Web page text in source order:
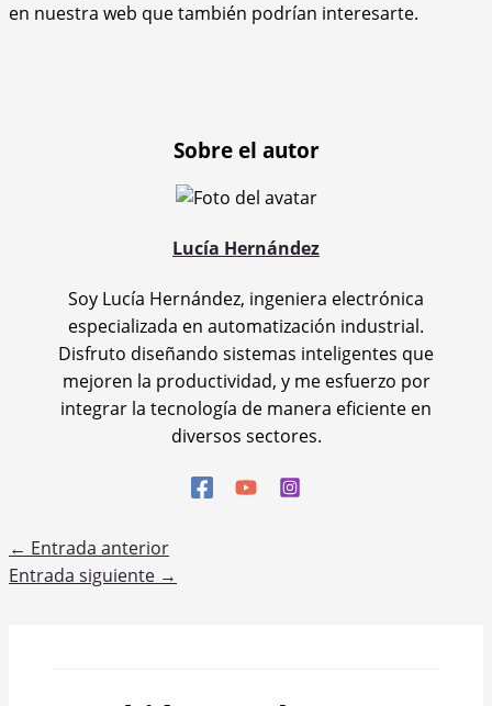
en nuestra web que también podrían interesarte.
Sobre el autor
Lucía Hernández
Soy Lucía Hernández, ingeniera electrónica
especializada en automatización industrial.
Disfruto diseñando sistemas inteligentes que
mejoren la productividad, y me esfuerzo por
integrar la tecnología de manera eficiente en
diversos sectores.
← Entrada anterior
Entrada siguiente →